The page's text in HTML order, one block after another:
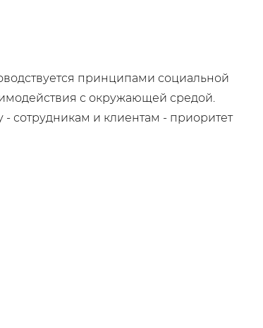
принципами социальной
с окружающей средой.
сотрудникам и клиентам - приоритет